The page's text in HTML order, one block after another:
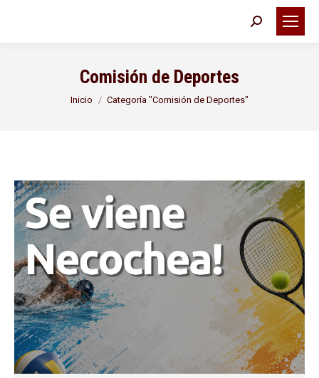
Buscar:
Comisión de Deportes
Estás aquí:
Inicio Categoría "Comisión de Deportes"